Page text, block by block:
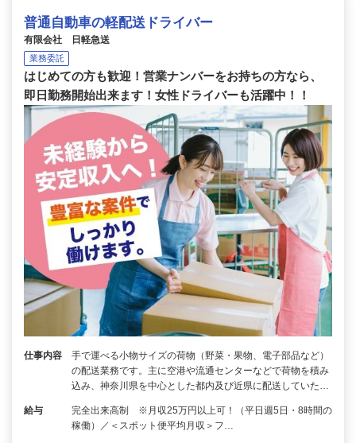
普通自動車の軽配送ドライバー
有限会社 日軽急送
業務委託
はじめての方も歓迎！営業ナンバーをお持ちの方なら、
即日勤務開始出来ます！女性ドライバーも活躍中！！
仕事内容
手で運べる小物サイズの荷物（野菜・果物、電子部品など）
の配送業務です。主に空港や流通センターなどで荷物を積み
込み、神奈川県を中心とした都内及び近県に配送していた…
給与
完全出来高制 ※月収25万円以上可！（平日週5日・8時間の
稼働）／＜スポット便平均月収＞フ…